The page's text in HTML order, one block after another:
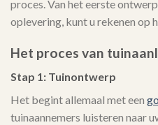
proces. Van het eerste
oplevering, kunt u rekenen op
Het proces van
Stap 1: Tuinontwerp
Het begint allemaal met een
tuinaannemers luisteren naar